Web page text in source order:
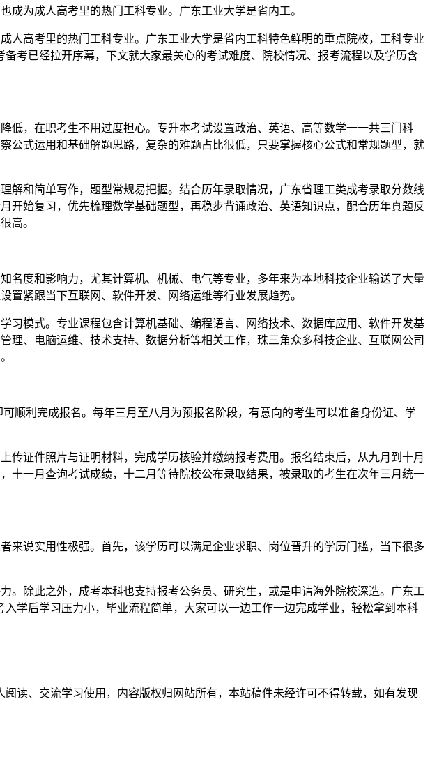
为成人高考里的热门工科专业。广东工业大学是省内工。
高考里的热门工科专业。广东工业大学是省内工科特色鲜明的重点院校，工科专业
考已经拉开序幕，下文就大家最关心的考试难度、院校情况、报考流程以及学历含
低，在职考生不用过度担心。专升本考试设置政治、英语、高等数学一一共三门科
公式运用和基础解题思路，复杂的难题占比很低，只要掌握核心公式和常规题型，就
和简单写作，题型常规易把握。结合历年录取情况，广东省理工类成考录取分数线
始复习，优先梳理数学基础题型，再稳步背诵政治、英语知识点，配合历年真题反
高。
名度和影响力，尤其计算机、机械、电气等专业，多年来为本地科技企业输送了大量
紧跟当下互联网、软件开发、网络运维等行业发展趋势。
模式。专业课程包含计算机基础、编程语言、网络技术、数据库应用、软件开发基
、电脑运维、技术支持、数据分析等相关工作，珠三角众多科技企业、互联网公司
顺利完成报名。每年三月至八月为预报名阶段，有意向的考生可以准备身份证、学
证件照片与证明材料，完成学历核验并缴纳报考费用。报名结束后，从九月到十月
一月查询考试成绩，十二月等待院校公布录取结果，被录取的考生在次年三月统一
说实用性极强。首先，该学历可以满足企业求职、岗位晋升的学历门槛，当下很多
。除此之外，成考本科也支持报考公务员、研究生，或是申请海外院校深造。广东工
学后学习压力小，毕业流程简单，大家可以一边工作一边完成学业，轻松拿到本科
读、交流学习使用，内容版权归网站所有，本站稿件未经许可不得转载，如有发现